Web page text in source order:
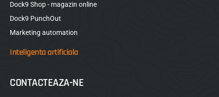
Dock9 Shop - magazin online
Dock9 PunchOut
Marketing automation
Inteligenta artificiala
CONTACTEAZA-NE